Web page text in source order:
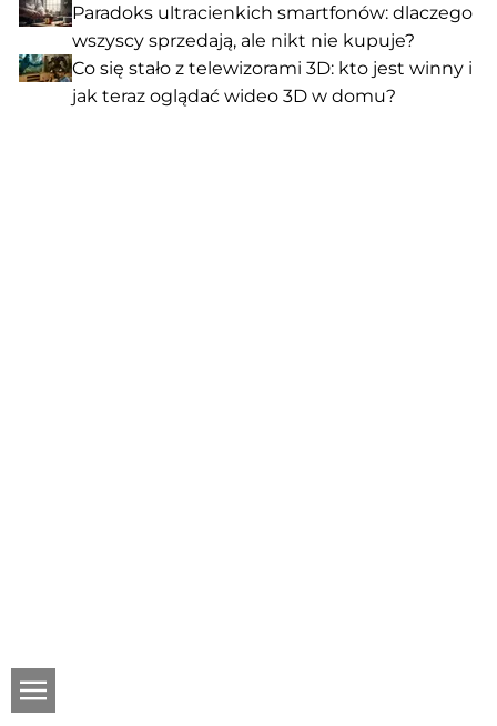
Paradoks ultracienkich smartfonów: dlaczego
wszyscy sprzedają, ale nikt nie kupuje?
Co się stało z telewizorami 3D: kto jest winny i
jak teraz oglądać wideo 3D w domu?